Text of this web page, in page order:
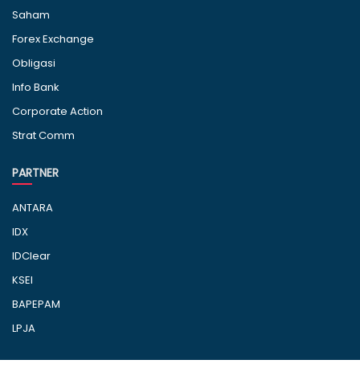
Saham
Forex Exchange
Obligasi
Info Bank
Corporate Action
Strat Comm
PARTNER
ANTARA
IDX
IDClear
KSEI
BAPEPAM
LPJA